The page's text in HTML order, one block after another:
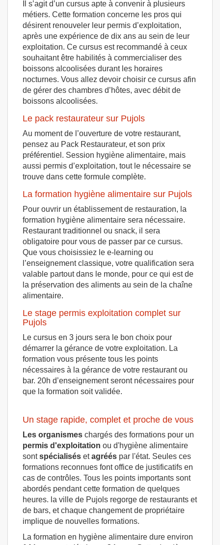
Il s’agit d’un cursus apte à convenir à plusieurs
métiers. Cette formation concerne les pros qui
désirent renouveler leur permis d’exploitation,
après une expérience de dix ans au sein de leur
exploitation. Ce cursus est recommandé à ceux
souhaitant être habilités à commercialiser des
boissons alcoolisées durant les horaires
nocturnes. Vous allez devoir choisir ce cursus afin
de gérer des chambres d’hôtes, avec débit de
boissons alcoolisées.
Le pack restaurateur sur Pujols
Au moment de l’ouverture de votre restaurant,
pensez au Pack Restaurateur, et son prix
préférentiel. Session hygiène alimentaire, mais
aussi permis d’exploitation, tout le nécessaire se
trouve dans cette formule complète.
La formation hygiène alimentaire sur Pujols
Pour ouvrir un établissement de restauration, la
formation hygiène alimentaire sera nécessaire.
Restaurant traditionnel ou snack, il sera
obligatoire pour vous de passer par ce cursus.
Que vous choisissiez le e-learning ou
l’enseignement classique, votre qualification sera
valable partout dans le monde, pour ce qui est de
la préservation des aliments au sein de la chaîne
alimentaire.
Le stage permis exploitation complet sur
Pujols
Le cursus en 3 jours sera le bon choix pour
démarrer la gérance de votre exploitation. La
formation vous présente tous les points
nécessaires à la gérance de votre restaurant ou
bar. 20h d’enseignement seront nécessaires pour
que la formation soit validée.
Un stage rapide, complet et proche de vous
Les organismes chargés des formations pour un
permis d'exploitation ou d'hygiène alimentaire
sontspécialisés etagréés par l'état. Seules ces
formations reconnues font office de justificatifs en
cas de contrôles. Tous les points importants sont
abordés pendant cette formation de quelques
heures. la ville de Pujols regorge de restaurants et
de bars, et chaque changement de propriétaire
implique de nouvelles formations.
La formation en hygiène alimentaire dure environ